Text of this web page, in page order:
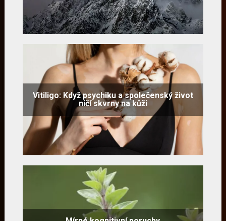
Vitiligo: Když psychiku a společenský život
ničí skvrny na kůži